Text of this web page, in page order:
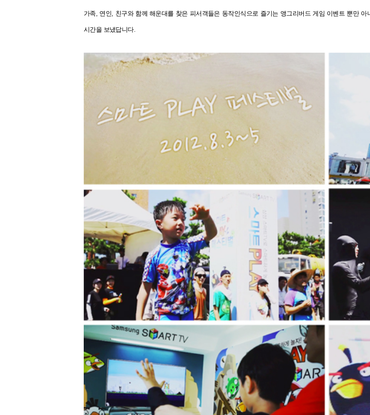
가족, 연인, 친구와 함께 해운대를 찾은 피서객들은 동작인식으로 즐기는 앵그리버드 게임 이벤트 뿐만
시간을 보냈답니다.